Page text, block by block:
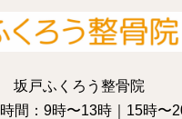
坂戸ふくろう整骨院
間：9時〜13時｜15時〜